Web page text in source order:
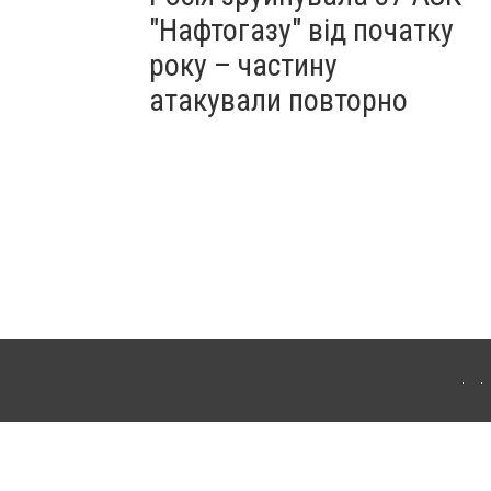
"Нафтогазу" від початку
року – частину
атакували повторно